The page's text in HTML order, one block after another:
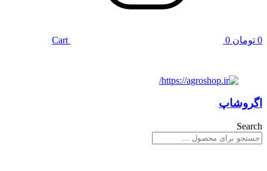
0 تومان 0
Cart
اگروشاپ
Search